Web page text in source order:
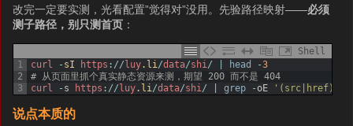
改完一定要实测，光看配置”觉得对”没用。先验路径映射——必须
测子路径，别只测首页 ：
Shell
1
2
3
curl - sI https : //luy.li /data/shi / head -3
# 从页面里抓个真实静态资源来测，期望 200 而不是 404
curl
- s https : //luy.li /data/shi / grep -oE
说点本质的